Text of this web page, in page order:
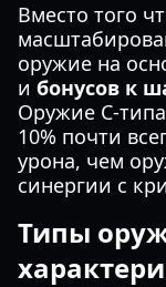
Вместо того
оружие на
и бонусов к
Оружие C-
10% почти
урона, чем
синергии с
Типы